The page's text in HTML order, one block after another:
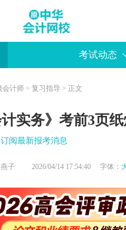
考试动态
会计师 > 复习指导 > 正文
实务》考前3页
阅最新报考消息
子 2026/04/14 17:54:40 字体：